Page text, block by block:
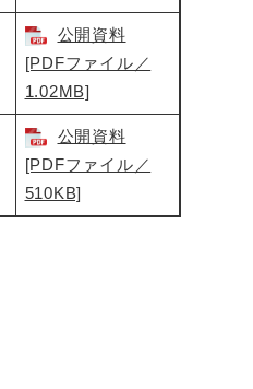
公開資料
[PDFファイル／
1.02MB]
公開資料
[PDFファイル／
510KB]